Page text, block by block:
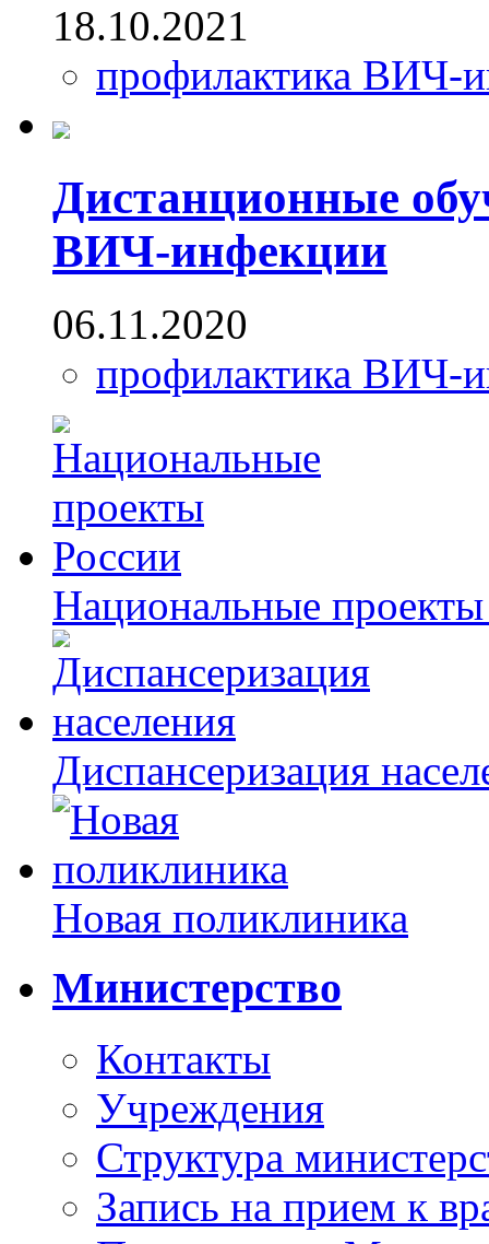
18.10.2021
профилактика ВИЧ-
Дистанционные
ВИЧ-инфекции
06.11.2020
профилактика ВИЧ-
Национальные
Диспансеризация
Новая поликлиника
Министерство
Контакты
Учреждения
Структура
Запись на прием к